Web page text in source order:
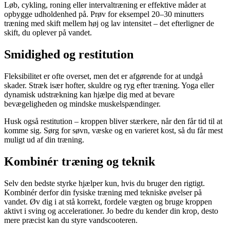
Løb, cykling, roning eller intervaltræning er effektive måder at
opbygge udholdenhed på. Prøv for eksempel 20–30 minutters
træning med skift mellem høj og lav intensitet – det efterligner de
skift, du oplever på vandet.
Smidighed og restitution
Fleksibilitet er ofte overset, men det er afgørende for at undgå
skader. Stræk især hofter, skuldre og ryg efter træning. Yoga eller
dynamisk udstrækning kan hjælpe dig med at bevare
bevægeligheden og mindske muskelspændinger.
Husk også restitution – kroppen bliver stærkere, når den får tid til at
komme sig. Sørg for søvn, væske og en varieret kost, så du får mest
muligt ud af din træning.
Kombinér træning og teknik
Selv den bedste styrke hjælper kun, hvis du bruger den rigtigt.
Kombinér derfor din fysiske træning med tekniske øvelser på
vandet. Øv dig i at stå korrekt, fordele vægten og bruge kroppen
aktivt i sving og accelerationer. Jo bedre du kender din krop, desto
mere præcist kan du styre vandscooteren.